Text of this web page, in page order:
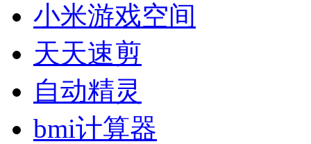
小米游戏空间
天天速剪
自动精灵
bmi计算器